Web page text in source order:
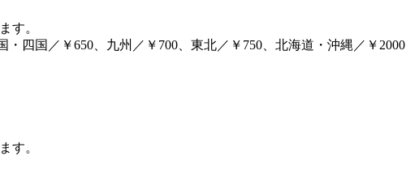
す。
四国／￥650、九州／￥700、東北／￥750、北海道・沖縄／￥2000
す。